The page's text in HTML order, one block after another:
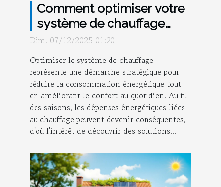
Comment optimiser votre
système de chauffage
pour économiser de
Dim. 07/12/2025 01:20
Optimiser le système de chauffage
représente une démarche stratégique pour
réduire la consommation énergétique tout
en améliorant le confort au quotidien. Au fil
des saisons, les dépenses énergétiques liées
au chauffage peuvent devenir conséquentes,
d'où l'intérêt de découvrir des solutions...